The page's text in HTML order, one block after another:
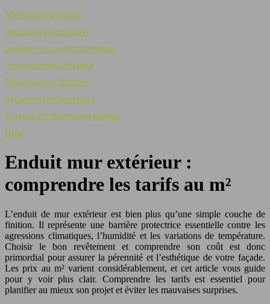
Menuiserie générale
Fermetures extérieures
Isolation et confort thermique
Aménagement intérieur
Décoration et finitions
Sécurité et technologies
Travaux de rénovation globale
Blog
Enduit mur extérieur :
comprendre les tarifs au m²
L’enduit de mur extérieur est bien plus qu’une simple couche de
finition. Il représente une barrière protectrice essentielle contre les
agressions climatiques, l’humidité et les variations de température.
Choisir le bon revêtement et comprendre son coût est donc
primordial pour assurer la pérennité et l’esthétique de votre façade.
Les prix au m² varient considérablement, et cet article vous guide
pour y voir plus clair. Comprendre les tarifs est essentiel pour
planifier au mieux son projet et éviter les mauvaises surprises.